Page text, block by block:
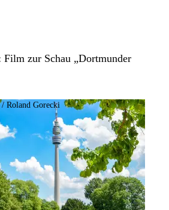
Film zur Schau „Dortmunder
Roland Gorecki